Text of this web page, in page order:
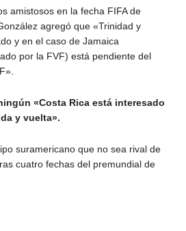
amistosos en la fecha FIFA de
agregó que «Trinidad y
y en el caso de Jamaica
por la FVF) está pendiente del
«Costa Rica está interesado
y vuelta».
suramericano que no sea rival de
cuatro fechas del premundial de